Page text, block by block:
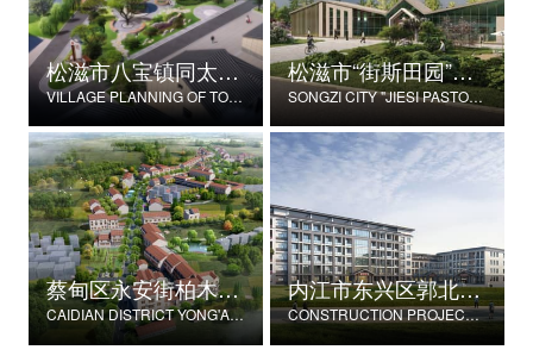
松滋市八宝镇同太湖村村庄规划
VILLAGE PLANNING OF TONGTAIHU VILLAGE, BABAO TOWN, SONGZI CITY
松滋市“街斯田园”美丽乡村示范片建设项目
SONGZI CITY "JIESI PASTORAL" BEAUTIFUL RURAL DEMONSTRATION FILM CONSTRUCTION PROJECT
蔡甸区永安街柏木村郭家庄湾省级美丽乡村试点建设项目
CAIDIAN DISTRICT YONG'AN STREET CYPRESS VILLAGE GUOJIAZHUANG BAY PROVINCIAL BEAUTIFUL VILLAGE PILOT CONSTRUCTION PROJECT
内江市东兴区郭北养老服务中心建设项目
CONSTRUCTION PROJECT OF GUOBEI ELDERLY SERVICE CENTER IN DONGXING DISTRICT, NEIJIANG CITY